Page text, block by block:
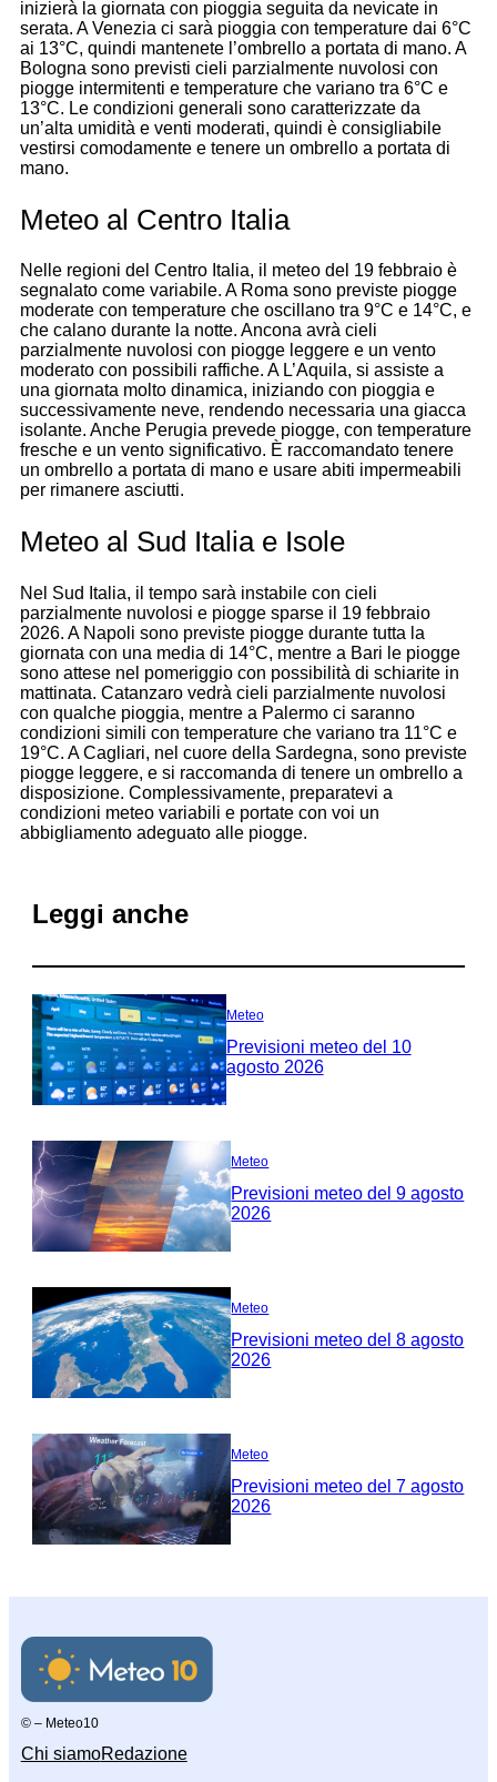
inizierà la giornata con pioggia seguita da nevicate in
serata. A Venezia ci sarà pioggia con temperature dai 6°C
ai 13°C, quindi mantenete l’ombrello a portata di mano. A
Bologna sono previsti cieli parzialmente nuvolosi con
piogge intermitenti e temperature che variano tra 6°C e
13°C. Le condizioni generali sono caratterizzate da
un’alta umidità e venti moderati, quindi è consigliabile
vestirsi comodamente e tenere un ombrello a portata di
mano.
Meteo al Centro Italia
Nelle regioni del Centro Italia, il meteo del 19 febbraio è
segnalato come variabile. A Roma sono previste piogge
moderate con temperature che oscillano tra 9°C e 14°C, e
che calano durante la notte. Ancona avrà cieli
parzialmente nuvolosi con piogge leggere e un vento
moderato con possibili raffiche. A L’Aquila, si assiste a
una giornata molto dinamica, iniziando con pioggia e
successivamente neve, rendendo necessaria una giacca
isolante. Anche Perugia prevede piogge, con temperature
fresche e un vento significativo. È raccomandato tenere
un ombrello a portata di mano e usare abiti impermeabili
per rimanere asciutti.
Meteo al Sud Italia e Isole
Nel Sud Italia, il tempo sarà instabile con cieli
parzialmente nuvolosi e piogge sparse il 19 febbraio
2026. A Napoli sono previste piogge durante tutta la
giornata con una media di 14°C, mentre a Bari le piogge
sono attese nel pomeriggio con possibilità di schiarite in
mattinata. Catanzaro vedrà cieli parzialmente nuvolosi
con qualche pioggia, mentre a Palermo ci saranno
condizioni simili con temperature che variano tra 11°C e
19°C. A Cagliari, nel cuore della Sardegna, sono previste
piogge leggere, e si raccomanda di tenere un ombrello a
disposizione. Complessivamente, preparatevi a
condizioni meteo variabili e portate con voi un
abbigliamento adeguato alle piogge.
Leggi anche
Meteo
Previsioni meteo del 10
agosto 2026
Meteo
Previsioni meteo del 9 agosto
2026
Meteo
Previsioni meteo del 8 agosto
2026
Meteo
Previsioni meteo del 7 agosto
2026
© – Meteo10
Chi siamoRedazione